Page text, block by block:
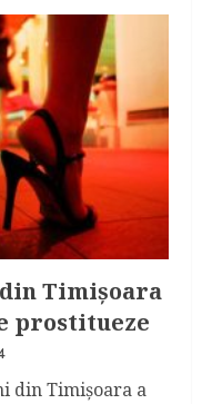
Timișoara
prostitueze
din Timișoara a